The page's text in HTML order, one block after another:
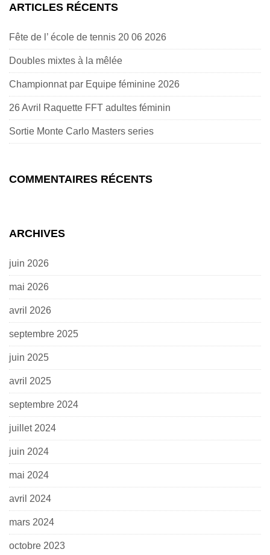
ARTICLES RÉCENTS
Fête de l’ école de tennis 20 06 2026
Doubles mixtes à la mêlée
Championnat par Equipe féminine 2026
26 Avril Raquette FFT adultes féminin
Sortie Monte Carlo Masters series
COMMENTAIRES RÉCENTS
ARCHIVES
juin 2026
mai 2026
avril 2026
septembre 2025
juin 2025
avril 2025
septembre 2024
juillet 2024
juin 2024
mai 2024
avril 2024
mars 2024
octobre 2023